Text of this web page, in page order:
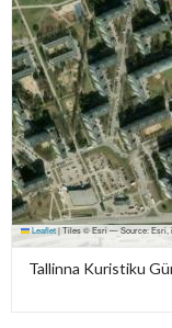
Leaflet |Tiles © Esri — Source: Esri, i-
Tallinna Kuristiku